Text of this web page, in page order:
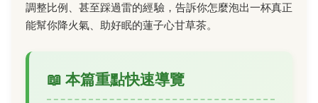
調整比例、甚至踩過雷的經驗，告訴你怎麼泡出一杯真正
能幫你降火氣、助好眠的蓮子心甘草茶。
📖 本篇重點快速導覽